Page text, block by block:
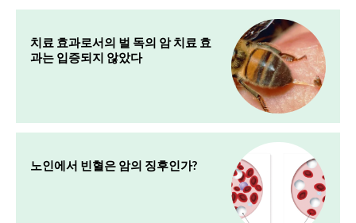
치료 효과로서의 벌 독의 암 치료 효
과는 입증되지 않았다
노인에서 빈혈은 암의 징후인가?